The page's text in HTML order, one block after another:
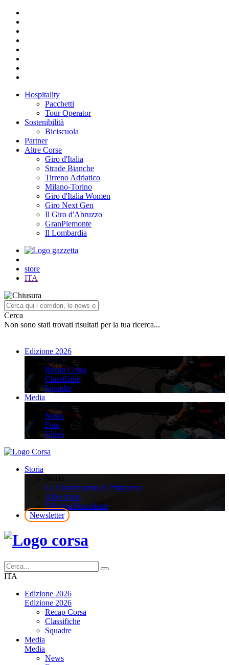
Hospitality
Pacchetti
Tour Operator
Sostenibilità
Biciscuola
Partner
Altre Corse
Giro d'Italia
Strade Bianche
Tirreno Adriatico
Milano-Torino
Giro d'Italia Women
Giro Next Gen
Il Giro d'Abruzzo
GranPiemonte
Il Lombardia
store
ITA
Cerca
Non sono stati trovati risultati per la tua ricerca...
Edizione 2026
Edizione 2026
Recap Corsa
Classifiche
Squadre
Media
Media
News
Foto
Video
Storia
La Classicissima di Primavera
Albo d’oro
Edizioni Precedenti
Newsletter
ITA
Edizione 2026
Edizione 2026
Recap Corsa
Classifiche
Squadre
Media
Media
News